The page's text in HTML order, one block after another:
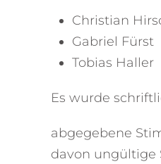
Christian
Gabriel Fürst
Tobias Haller
Es wurde
abgegebene
davon ungültige